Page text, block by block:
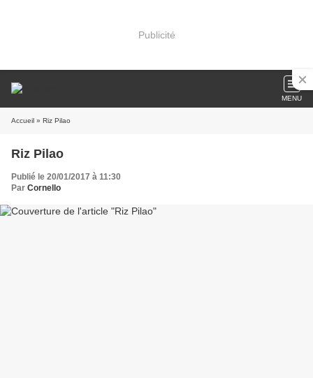
Publicité
MENU
Accueil » Riz Pilao
Riz Pilao
Publié le 20/01/2017 à 11:30
Par Cornello